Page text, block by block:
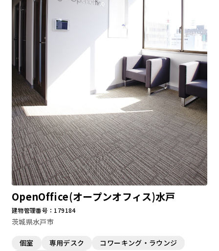
OpenOffice(オープンオフィス)水戸
建物管理番号：179184
茨城県水戸市
個室 専用デスク
コワーキング・ラウンジ